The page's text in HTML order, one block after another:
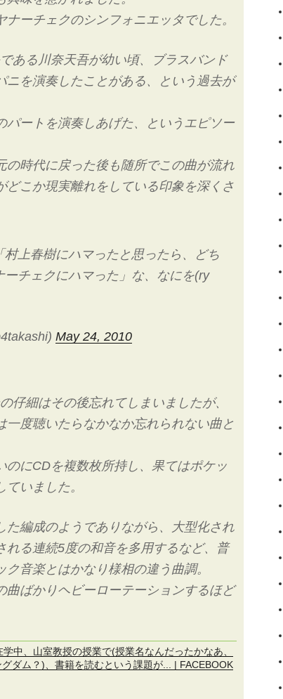
ナーチェクのシンフォニエッタでした。
である川奈天吾が幼い頃、ブラスバンド
ニを演奏したことがある、という過去が
パートを演奏しあげた、というエピソー
の時代に戻った後も随所でこの曲が流れ
どこか現実離れをしている印象を深くさ
村上春樹にハマったと思ったら、どち
ーチェクにハマった」な、なにを(ry
May 24, 2010
仔細はその後忘れてしまいましたが、
一度聴いたらなかなか忘れられない曲と
のにCDを複数枚所持し、果てはポケッ
ていました。
た編成のようでありながら、大型化され
れる連続5度の和音を多用するなど、普
音楽とはかなり様相の違う曲調。
曲ばかりヘビーローテーションするほど
中、山室教授の授業で(授業名なんだったかなあ、
グダム？)、書籍を読むという課題が... | FACEBOOK